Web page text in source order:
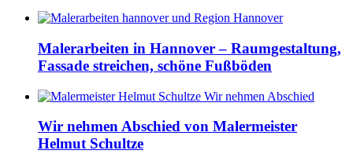
Malerarbeiten in Hannover – Raumgestaltung,
Fassade streichen, schöne Fußböden
Wir nehmen Abschied von Malermeister
Helmut Schultze